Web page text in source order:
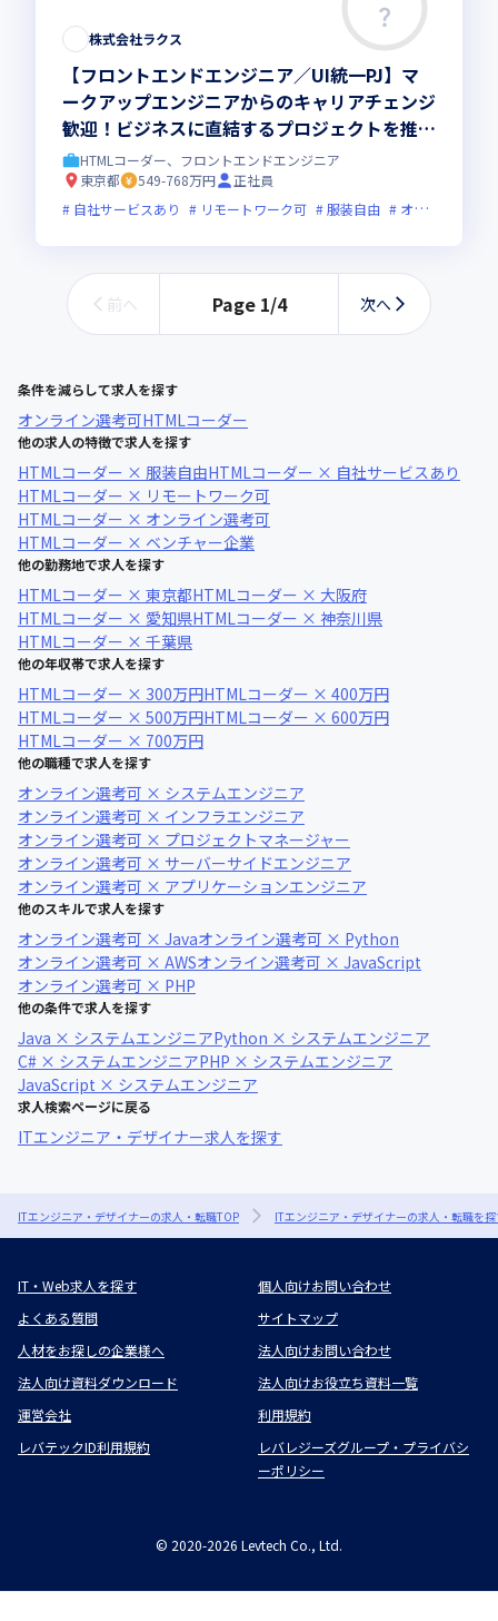
株式会社ラクス
【フロントエンドエンジニア／UI統一PJ】マ
ークアップエンジニアからのキャリアチェンジ
歓迎！ビジネスに直結するプロジェクトを推進
いただきます！
HTMLコーダー、フロントエンドエンジニア
東京都
549-768万円
正社員
自社サービスあり
リモートワーク可 服装自由 オンライン選考可
前へ Page 1/4 次へ
条件を減らして求人を探す
オンライン選考可HTMLコーダー
他の求人の特徴で求人を探す
HTMLコーダー × 服装自由HTMLコーダー × 自社サービスあり
HTMLコーダー × リモートワーク可
HTMLコーダー × オンライン選考可
HTMLコーダー × ベンチャー企業
他の勤務地で求人を探す
HTMLコーダー × 東京都HTMLコーダー × 大阪府
HTMLコーダー × 愛知県HTMLコーダー × 神奈川県
HTMLコーダー × 千葉県
他の年収帯で求人を探す
HTMLコーダー × 300万円HTMLコーダー × 400万円
HTMLコーダー × 500万円HTMLコーダー × 600万円
HTMLコーダー × 700万円
他の職種で求人を探す
オンライン選考可 × システムエンジニア
オンライン選考可 × インフラエンジニア
オンライン選考可 × プロジェクトマネージャー
オンライン選考可 × サーバーサイドエンジニア
オンライン選考可 × アプリケーションエンジニア
他のスキルで求人を探す
オンライン選考可 × Javaオンライン選考可 × Python
オンライン選考可 × AWSオンライン選考可 × JavaScript
オンライン選考可 × PHP
他の条件で求人を探す
Java × システムエンジニアPython × システムエンジニア
C# × システムエンジニアPHP × システムエンジニア
JavaScript × システムエンジニア
求人検索ページに戻る
ITエンジニア・デザイナー求人を探す
ITエンジニア・デザイナーの求人・転職TOP ITエンジニア・デザイナーの求人・転職を
IT・Web求人を探す
個人向けお問い合わせ
よくある質問
サイトマップ
人材をお探しの企業様へ
法人向けお問い合わせ
法人向け資料ダウンロード
法人向けお役立ち資料一覧
運営会社
利用規約
レバテックID利用規約
レバレジーズグループ・プライバシ
ーポリシー
© 2020-2026 Levtech Co., Ltd.